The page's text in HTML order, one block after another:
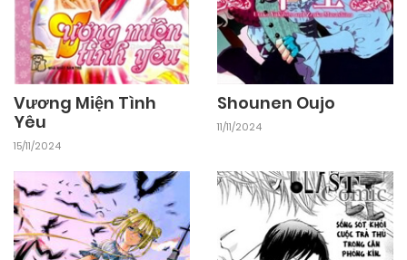
Vương Miện Tình
Yêu
15/11/2024
Shounen Oujo
11/11/2024